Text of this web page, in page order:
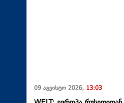
09 აგვისტო 2026, 13:03